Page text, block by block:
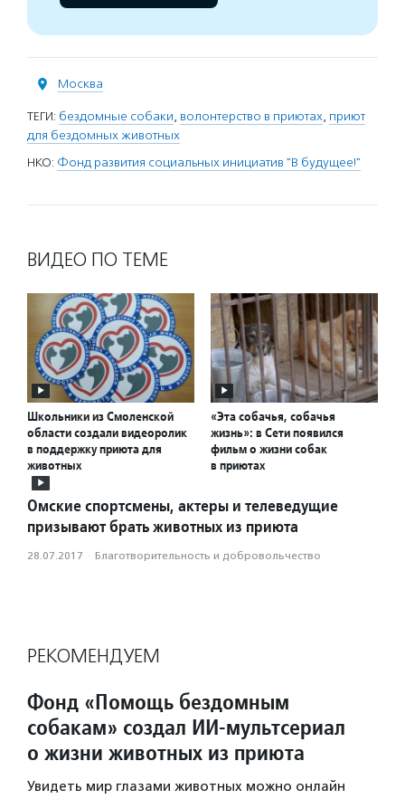
Москва
ТЕГИ: бездомные собаки, волонтерство в приютах, приют
для бездомных животных
НКО: Фонд развития социальных инициатив "В будущее!"
ВИДЕО ПО ТЕМЕ
Школьники из Смоленской
области создали видеоролик
в поддержку приюта для
животных
«Эта собачья, собачья
жизнь»: в Сети появился
фильм о жизни собак
в приютах
Омские спортсмены, актеры и телеведущие
призывают брать животных из приюта
28.07.2017 · Благотвори­тель­ность и доброволь­чест­во
РЕКОМЕНДУЕМ
Фонд «Помощь бездомным
собакам» создал ИИ‑мультсериал
о жизни животных из приюта
Увидеть мир глазами животных можно онлайн